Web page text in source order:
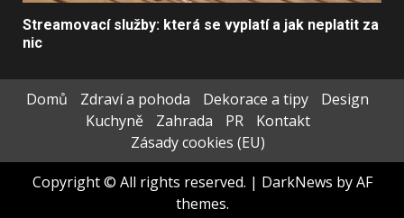
Streamovací služby: která se vyplatí a jak neplatit za
nic
Domů Zdraví a pohoda Dekorace a tipy
Design
Kuchyně
Zahrada PR
Kontakt
Zásady cookies (EU)
Copyright © All rights reserved. | DarkNews by AF
themes.